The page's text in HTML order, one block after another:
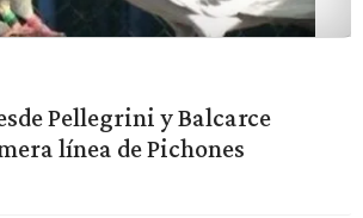
Pellegrini y Balcarce
línea de Pichones